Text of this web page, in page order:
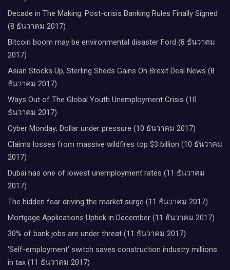
Decade in The Making: Post-crisis Banking Rules Finally Signed
(8 ธันวาคม 2017)
Bitcoin boom may be environmental disaster Ford (8 ธันวาคม
2017)
Asian Stocks Up, Sterling Sheds Gains On Brexit Deal News (8
ธันวาคม 2017)
Ways Out of The Global Youth Unemployment Crisis (10
ธันวาคม 2017)
Cyber Monday; Dollar under pressure (10 ธันวาคม 2017)
Claims losses from massive wildfires top $3 billion (10 ธันวาคม
2017)
Dubai has one of lowest unemployment rates (11 ธันวาคม
2017)
The hidden fear driving the market surge (11 ธันวาคม 2017)
Mortgage Applications Uptick in December (11 ธันวาคม 2017)
30% of bank jobs are under threat (11 ธันวาคม 2017)
‘Self-employment’ switch saves construction industry millions
in tax (11 ธันวาคม 2017)